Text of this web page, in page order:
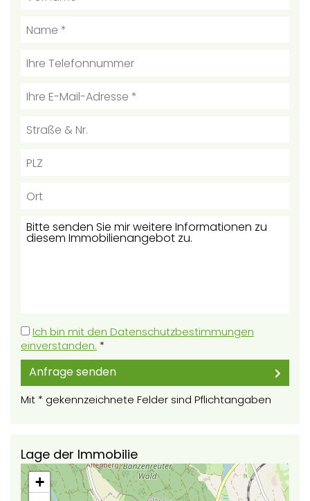
Ich bin mit den Datenschutzbestimmungen
einverstanden. *
Anfrage senden
Mit * gekennzeichnete Felder sind Pflichtangaben
Lage der Immobilie
+